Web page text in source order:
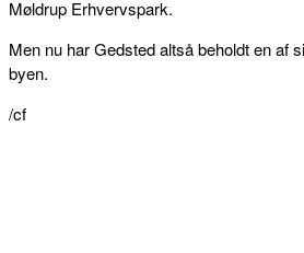
Møldrup Erhvervspark.
Men nu har Gedsted altså beholdt en af
byen.
/cf